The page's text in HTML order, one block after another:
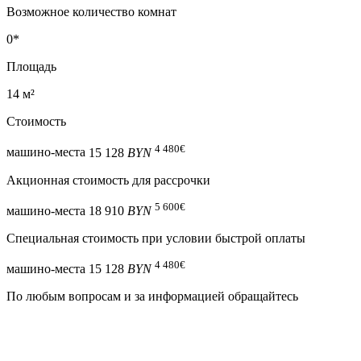
Возможное количество комнат
0*
Площадь
14 м²
Стоимость
машино-места 15 128 BYN 4 480€
Акционная стоимость для рассрочки
машино-места 18 910 BYN 5 600€
Специальная cтоимость при условии быстрой оплаты
машино-места 15 128 BYN 4 480€
По любым вопросам и за информацией обращайтесь